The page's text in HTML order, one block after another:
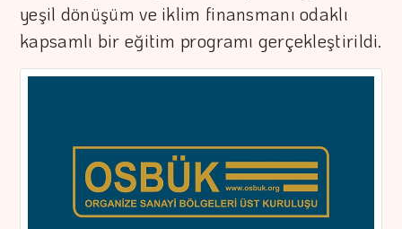
yeşil dönüşüm ve iklim finansmanı odaklı
kapsamlı bir eğitim programı gerçekleştirildi.